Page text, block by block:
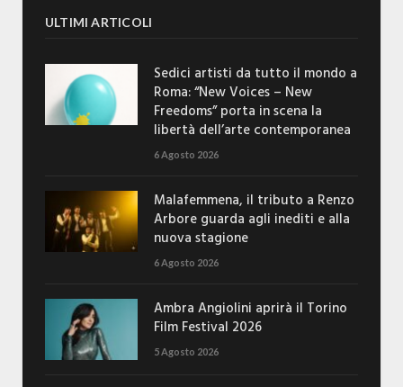
ULTIMI ARTICOLI
Sedici artisti da tutto il mondo a
Roma: “New Voices – New
Freedoms” porta in scena la
libertà dell’arte contemporanea
6 Agosto 2026
Malafemmena, il tributo a Renzo
Arbore guarda agli inediti e alla
nuova stagione
6 Agosto 2026
Ambra Angiolini aprirà il Torino
Film Festival 2026
5 Agosto 2026